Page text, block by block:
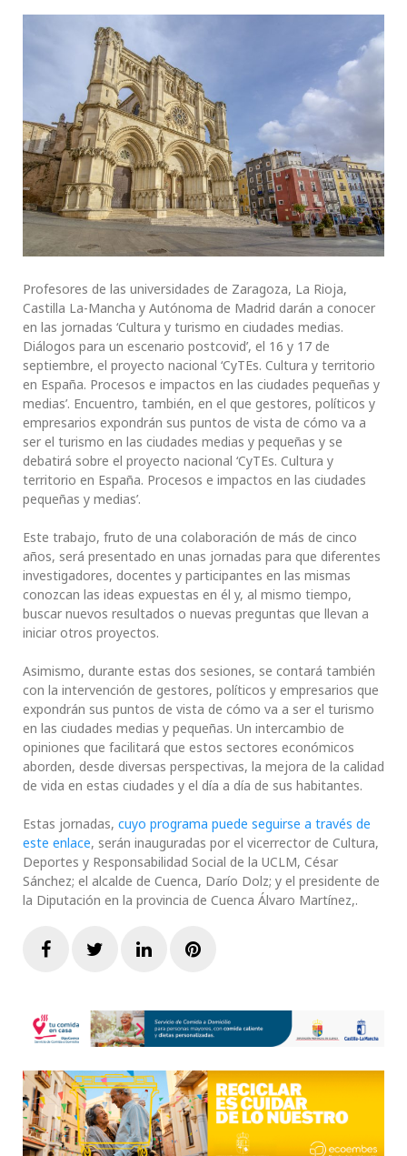
Profesores de las universidades de Zaragoza, La Rioja,
Castilla La-Mancha y Autónoma de Madrid darán a conocer
en las jornadas ‘Cultura y turismo en ciudades medias.
Diálogos para un escenario postcovid’, el 16 y 17 de
septiembre, el proyecto nacional ‘CyTEs. Cultura y territorio
en España. Procesos e impactos en las ciudades pequeñas y
medias’. Encuentro, también, en el que gestores, políticos y
empresarios expondrán sus puntos de vista de cómo va a
ser el turismo en las ciudades medias y pequeñas y se
debatirá sobre el proyecto nacional ‘CyTEs. Cultura y
territorio en España. Procesos e impactos en las ciudades
pequeñas y medias’.
Este trabajo, fruto de una colaboración de más de cinco
años, será presentado en unas jornadas para que diferentes
investigadores, docentes y participantes en las mismas
conozcan las ideas expuestas en él y, al mismo tiempo,
buscar nuevos resultados o nuevas preguntas que llevan a
iniciar otros proyectos.
Asimismo, durante estas dos sesiones, se contará también
con la intervención de gestores, políticos y empresarios que
expondrán sus puntos de vista de cómo va a ser el turismo
en las ciudades medias y pequeñas. Un intercambio de
opiniones que facilitará que estos sectores económicos
aborden, desde diversas perspectivas, la mejora de la calidad
de vida en estas ciudades y el día a día de sus habitantes.
Estas jornadas, cuyo programa puede seguirse a través de
este enlace, serán inauguradas por el vicerrector de Cultura,
Deportes y Responsabilidad Social de la UCLM, César
Sánchez; el alcalde de Cuenca, Darío Dolz; y el presidente de
la Diputación en la provincia de Cuenca Álvaro Martínez,.
FacebookTwitterLinkedInPinterest